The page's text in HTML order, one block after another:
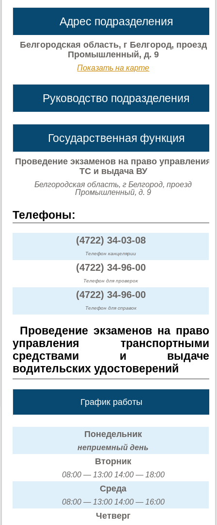
Адрес подразделения
Белгородская область, г Белгород, проезд
Промышленный, д. 9
Показать на карте
Руководство подразделения
Государственная функция
Проведение экзаменов на право управления
ТС и выдача ВУ
Белгородская область, г Белгород, проезд
Промышленный, д. 9
Телефоны:
(4722) 34-03-08
Телефон канцелярии
(4722) 34-96-00
Телефон для проверок
(4722) 34-96-00
Телефон для справок
Проведение экзаменов на право
управления транспортными
средствами и выдаче
водительских удостоверений
График работы
Понедельник
неприемный день
Вторник
08:00 — 13:00 14:00 — 18:00
Среда
08:00 — 13:00 14:00 — 16:00
Четверг